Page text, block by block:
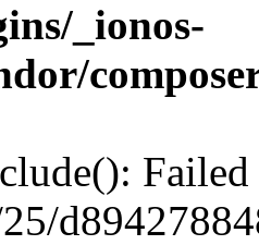
_ionos-
25/